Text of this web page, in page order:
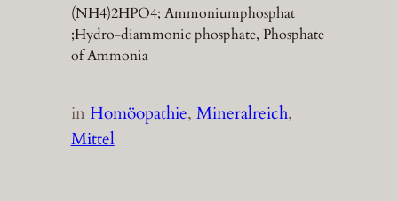
(NH4)2HPO4; Ammoniumphosphat
;Hydro-diammonic phosphate, Phosphate
of Ammonia
inHomöopathie, Mineralreich
Mittel